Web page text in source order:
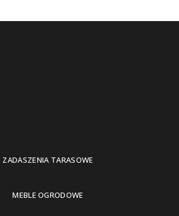
ZADASZENIA TARASOWE
MEBLE OGRODOWE